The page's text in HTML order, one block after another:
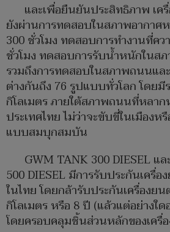
และเพื่อยืนยันประสิทธิภาพ เค
ยังผ่านการทดสอบในสภาพอากาศ
300 ชั่วโมง ทดสอบการทำงานที่คว
ชั่วโมง ทดสอบการรับน้ำหนักในสภ
รวมถึงการทดสอบในสภาพถนนแ
ต่างกันถึง 76 รูปแบบทั่วโลก โดยมี
กิโลเมตร ภายใต้สภาพถนนที่หลาก
ประเทศไทย ไม่ว่าจะขับขี่ในเมือง
แบบสมบุกสมบัน
GWM TANK 300 DIESEL แ
500 DIESEL มีการรับประกันเครื่
ในไทย โดยกล้ารับประกันเครื่องย
กิโลเมตร หรือ 8 ปี (แล้วแต่อย่างใ
โดยครอบคลุมชิ้นส่วนหลักของเครื่